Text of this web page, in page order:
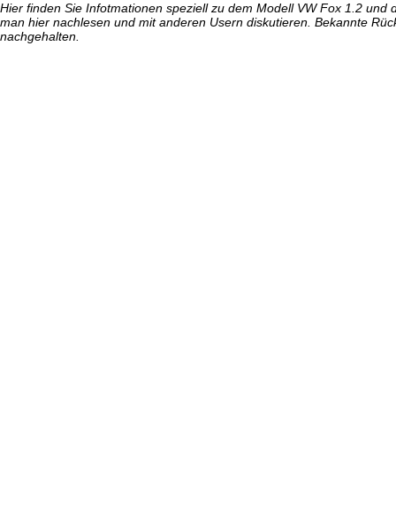
Hier finden Sie Infotmationen speziell zu dem Modell VW Fox 1.2
man hier nachlesen und mit anderen Usern diskutieren. Bekannte
nachgehalten.